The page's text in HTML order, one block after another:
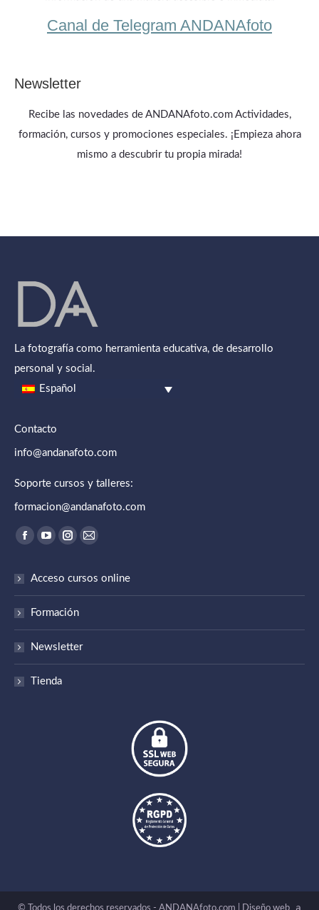
Canal de Telegram ANDANAfoto
Newsletter
Recibe las novedades de ANDANAfoto.com Actividades,
formación, cursos y promociones especiales. ¡Empieza ahora
mismo a descubrir tu propia mirada!
La fotografía como herramienta educativa, de desarrollo
personal y social.
Español
Contacto
info@andanafoto.com
Soporte cursos y talleres:
formacion@andanafoto.com
Encuéntranos en:
Abrir enlace en una nueva ventana/pestaña
Abrir enlace en una nueva ventana/pestaña
Abrir enlace en una nueva ventana/pestaña
Abrir enlace en una nueva ventana/pestaña
Acceso cursos online
Formación
Newsletter
Tienda
_a